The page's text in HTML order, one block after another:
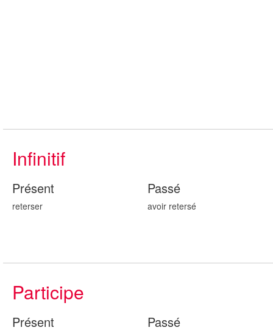
Infinitif
Présent
reterser
Passé
avoir retersé
Participe
Présent Passé